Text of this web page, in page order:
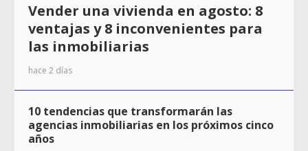
Vender una vivienda en agosto: 8
ventajas y 8 inconvenientes para
las inmobiliarias
hace 2 días
10 tendencias que transformarán las
agencias inmobiliarias en los próximos cinco
años